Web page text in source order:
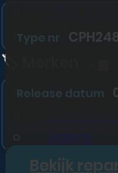
Ajax
Camera
🏷️ Merken →
Apple
Jabra
🏢
Type nr
Release datum
Bekijk